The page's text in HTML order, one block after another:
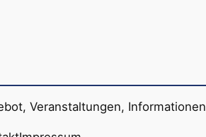
Veranstaltungen, Informationen